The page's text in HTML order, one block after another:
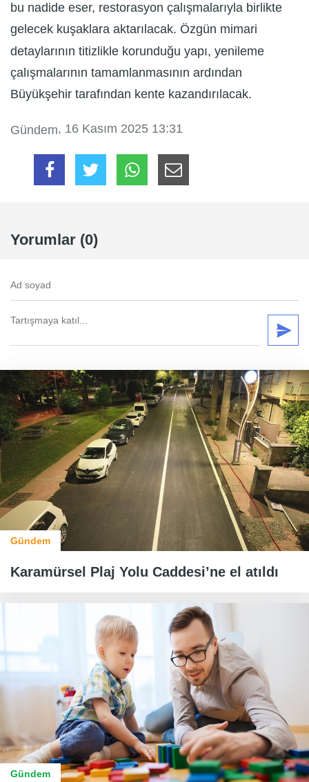
bu nadide eser, restorasyon çalışmalarıyla birlikte
gelecek kuşaklara aktarılacak. Özgün mimari
detaylarının titizlikle korunduğu yapı, yenileme
çalışmalarının tamamlanmasının ardından
Büyükşehir tarafından kente kazandırılacak.
Gündem, 16 Kasım 2025 13:31
Yorumlar (0)
Gündem
Karamürsel Plaj Yolu Caddesi’ne el atıldı
Gündem